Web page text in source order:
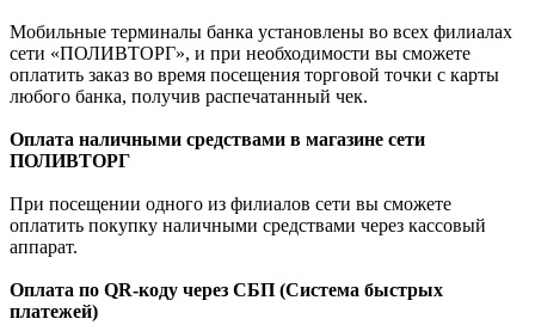
Мобильные терминалы банка установлены во всех филиалах
сети «ПОЛИВТОРГ», и при необходимости вы сможете
оплатить заказ во время посещения торговой точки с карты
любого банка, получив распечатанный чек.
Оплата наличными средствами в магазине сети
ПОЛИВТОРГ
При посещении одного из филиалов сети вы сможете
оплатить покупку наличными средствами через кассовый
аппарат.
Оплата по QR-коду через СБП (Система быстрых
платежей)